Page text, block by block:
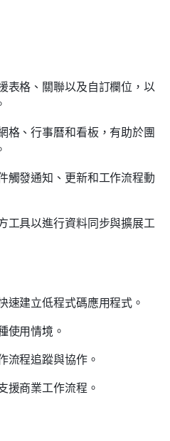
表格、關聯以及自訂欄位，以
格、行事曆和看板，有助於團
觸發通知、更新和工作流程動
工具以進行資料同步與擴展工
速建立低程式碼應用程式。
使用情境。
流程追蹤與協作。
援商業工作流程。